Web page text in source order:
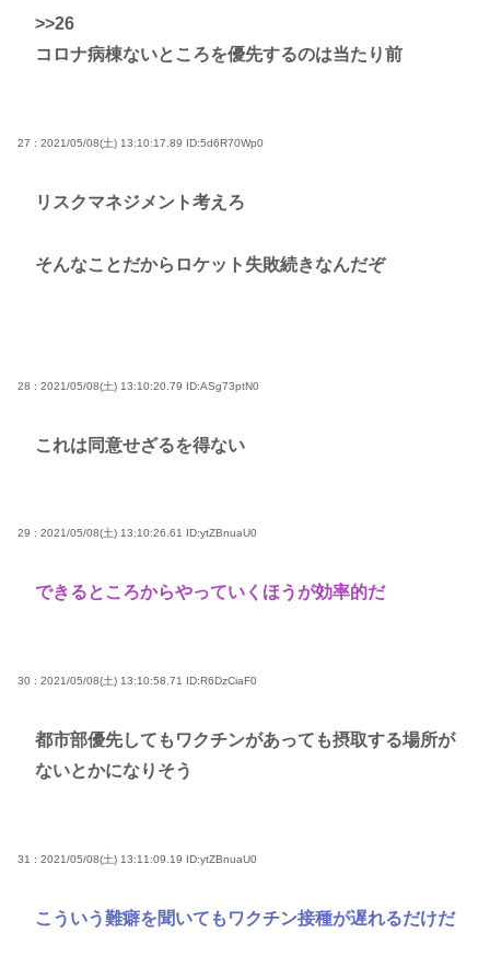
>>26
コロナ病棟ないところを優先するのは当たり前
27 : 2021/05/08(土) 13:10:17.89 ID:5d6R70Wp0
リスクマネジメント考えろ
そんなことだからロケット失敗続きなんだぞ
28 : 2021/05/08(土) 13:10:20.79 ID:ASg73ptN0
これは同意せざるを得ない
29 : 2021/05/08(土) 13:10:26.61 ID:ytZBnuaU0
できるところからやっていくほうが効率的だ
30 : 2021/05/08(土) 13:10:58.71 ID:R6DzCiaF0
都市部優先してもワクチンがあっても摂取する場所が
ないとかになりそう
31 : 2021/05/08(土) 13:11:09.19 ID:ytZBnuaU0
こういう難癖を聞いてもワクチン接種が遅れるだけだ